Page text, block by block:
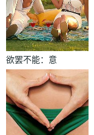
欲罢不能：意
大利篇